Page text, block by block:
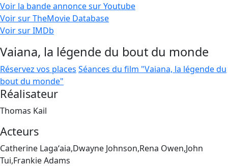
Voir la bande annonce sur Youtube
Voir sur TheMovie Database
Voir sur IMDb
Vaiana, la légende du bout du monde
Réservez vos places Séances du film "Vaiana, la légende du
bout du monde"
Réalisateur
Thomas Kail
Acteurs
Catherine Lagaʻaia,Dwayne Johnson,Rena Owen,John
Tui,Frankie Adams